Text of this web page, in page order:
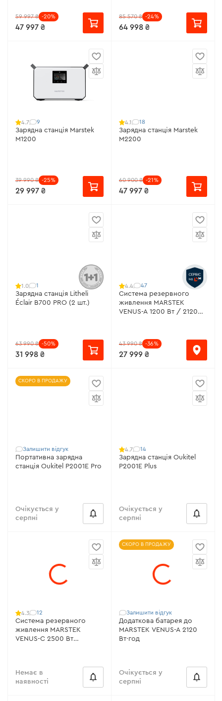
59 997 ₴ -20%
47 997 ₴
85 570 ₴ -24%
64 998 ₴
4.7 9
Зарядна станція Marstek
M1200
39 990 ₴ -25%
29 997 ₴
4.1 18
Зарядна станція Marstek
M2200
60 900 ₴ -21%
47 997 ₴
1.0 1
Зарядна станція Litheli
Éclair B700 PRO (2 шт.)
63 990 ₴ -50%
31 998 ₴
4.4 47
Система резервного
живлення MARSTEK
VENUS-A 1200 Вт / 2120
43 990 ₴ -36%
27 999 ₴
СКОРО В ПРОДАЖУ
Залишити відгук
Портативна зарядна
станція Oukitel P2001E Pro
Очікується у
серпні
4.7 14
Зарядна станція Oukitel
P2001E Plus
Очікується у
серпні
4.3 12
Система резервного
живлення MARSTEK
VENUS-C 2500 Вт
Немає в
наявності
СКОРО В ПРОДАЖУ
Залишити відгук
Додаткова батарея до
MARSTEK VENUS-A 2120
Вт·год
Очікується у
серпні